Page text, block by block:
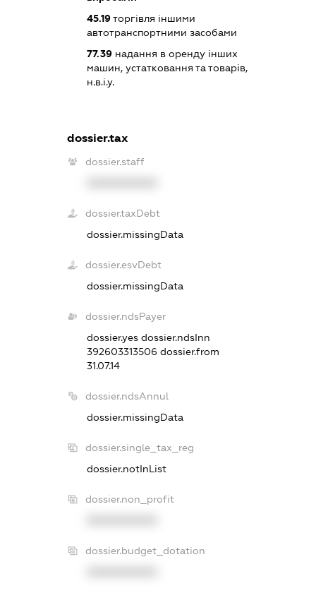
45.19торгівля іншими
автотранспортними засобами
77.39надання в оренду інших
машин, устатковання та товарів,
н.в.і.у.
dossier.tax
dossier.staff
dossier.taxDebt
dossier.missingData
dossier.esvDebt
dossier.missingData
dossier.ndsPayer
dossier.yes dossier.ndsInn
392603313506 dossier.from
31.07.14
dossier.ndsAnnul
dossier.missingData
dossier.single_tax_reg
dossier.notInList
dossier.non_profit
dossier.budget_dotation